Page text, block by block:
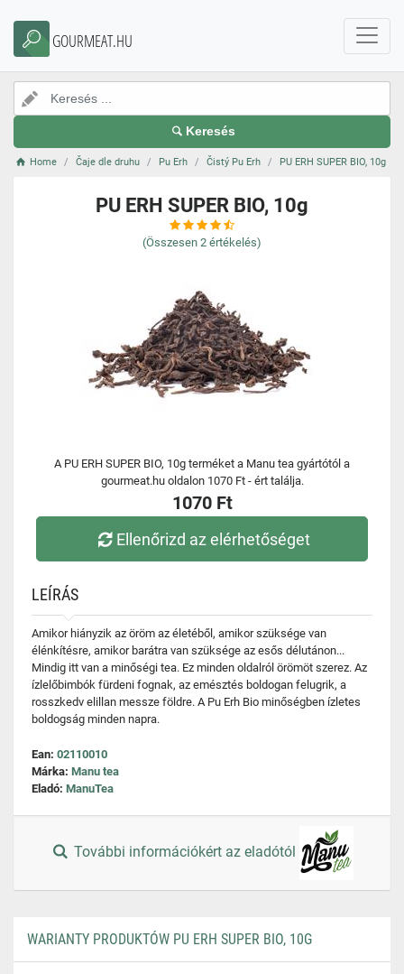
GOURMEAT.HU
Keresés
Home Čaje dle druhu Pu Erh Čistý Pu Erh PU ERH SUPER BIO, 10g
PU ERH SUPER BIO, 10g
(Összesen 2 értékelés)
A PU ERH SUPER BIO, 10g terméket a Manu tea gyártótól a
gourmeat.hu oldalon 1070 Ft - ért találja.
1070 Ft
Ellenőrizd az elérhetőséget
LEÍRÁS
Amikor hiányzik az öröm az életéből, amikor szüksége van
élénkítésre, amikor barátra van szüksége az esős délutánon...
Mindig itt van a minőségi tea. Ez minden oldalról örömöt szerez. Az
ízlelőbimbók fürdeni fognak, az emésztés boldogan felugrik, a
rosszkedv elillan messze földre. A Pu Erh Bio minőségben ízletes
boldogság minden napra.
Ean: 02110010
Márka: Manu tea
Eladó: ManuTea
További információkért az eladótól
WARIANTY PRODUKTÓW PU ERH SUPER BIO, 10G